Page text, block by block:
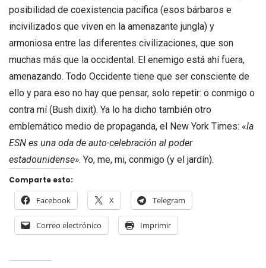
posibilidad de coexistencia pacífica (esos bárbaros e
incivilizados que viven en la amenazante jungla) y
armoniosa entre las diferentes civilizaciones, que son
muchas más que la occidental. El enemigo está ahí fuera,
amenazando. Todo Occidente tiene que ser consciente de
ello y para eso no hay que pensar, solo repetir: o conmigo o
contra mí (Bush dixit). Ya lo ha dicho también otro
emblemático medio de propaganda, el New York Times: «la
ESN es una oda de auto-celebración al poder
estadounidense». Yo, me, mi, conmigo (y el jardín).
Comparte esto:
Facebook X Telegram
Correo electrónico Imprimir